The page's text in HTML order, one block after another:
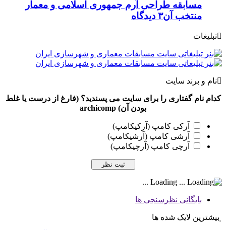
مسابقه طراحی آرم جمهوری اسلامی و معمار
منتخب آن۳ دیدگاه
تبلیغات
نام و برند سایت
کدام نام گفتاری را برای سایت می پسندید؟ (فارغ از درست یا غلط
بودن آن) archicomp
آرکی کامپ (آرکیکامپ)
آرشی کامپ (آرشیکامپ)
آرچی کامپ (آرچیکامپ)
بایگانی نظرسنجی ها
بیشترین لایک شده ها